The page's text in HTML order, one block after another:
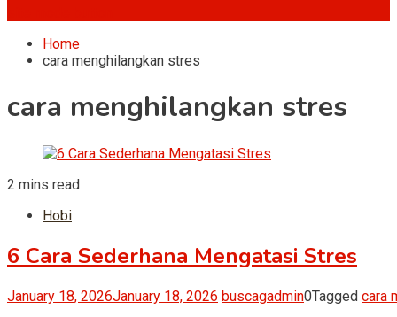
Home
cara menghilangkan stres
cara menghilangkan stres
2 mins read
Hobi
6 Cara Sederhana Mengatasi Stres
January 18, 2026January 18, 2026 buscagadmin0Tagged cara